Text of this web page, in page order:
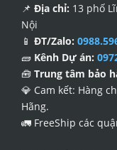
📌 Địa chỉ: 13 phố
Nội
📱 ĐT/Zalo:
🧱 Kênh Dự án:
🧰 Trung tâm bảo
💎 Cam kết: Hàng
Hãng.
🚛 FreeShip các